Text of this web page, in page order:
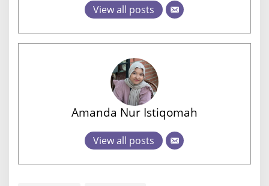
View all posts
Amanda Nur Istiqomah
View all posts